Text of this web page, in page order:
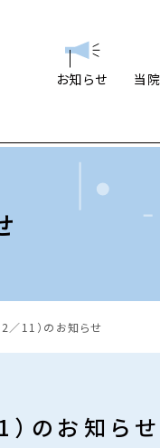
お知らせ 当
／11）のお知らせ
のお知らせ